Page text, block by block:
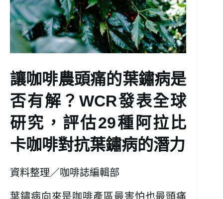
讓咖啡農頭痛的葉鏽病是
否有解？WCR發表全球
研究，評估29種阿拉比
卡咖啡對抗葉鏽病的潛力
資料整理／咖啡誌編輯部
葉鏽病向來是咖啡產區最害怕也最頭痛